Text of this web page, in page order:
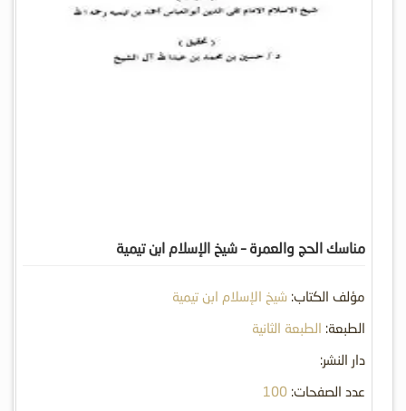
مناسك الحج والعمرة – شيخ الإسلام ابن تيمية
مؤلف الكتاب: شيخ الإسلام ابن تيمية
الطبعة: الطبعة الثانية
دار النشر:
عدد الصفحات: 100